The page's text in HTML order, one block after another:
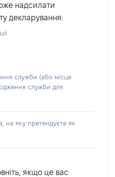
надсилати
декларування:
служби (або місце
служби для
на яку претендуєте як
якщо це вас